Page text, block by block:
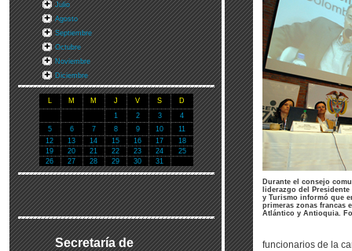
Julio
Agosto
Septiembre
Octubre
Noviembre
Diciembre
L M M J V S
D
1
2 3
4
5
6 7 8 9 10
11
12
13 14 15 16 17
18
19
20 21 22 23 24
25
26
27 28 29 30 31
Secretaría de
Durante el consejo
liderazgo del
y Turismo informó que
primeras zonas francas
Atlántico y Antioquia.
funcionarios de la